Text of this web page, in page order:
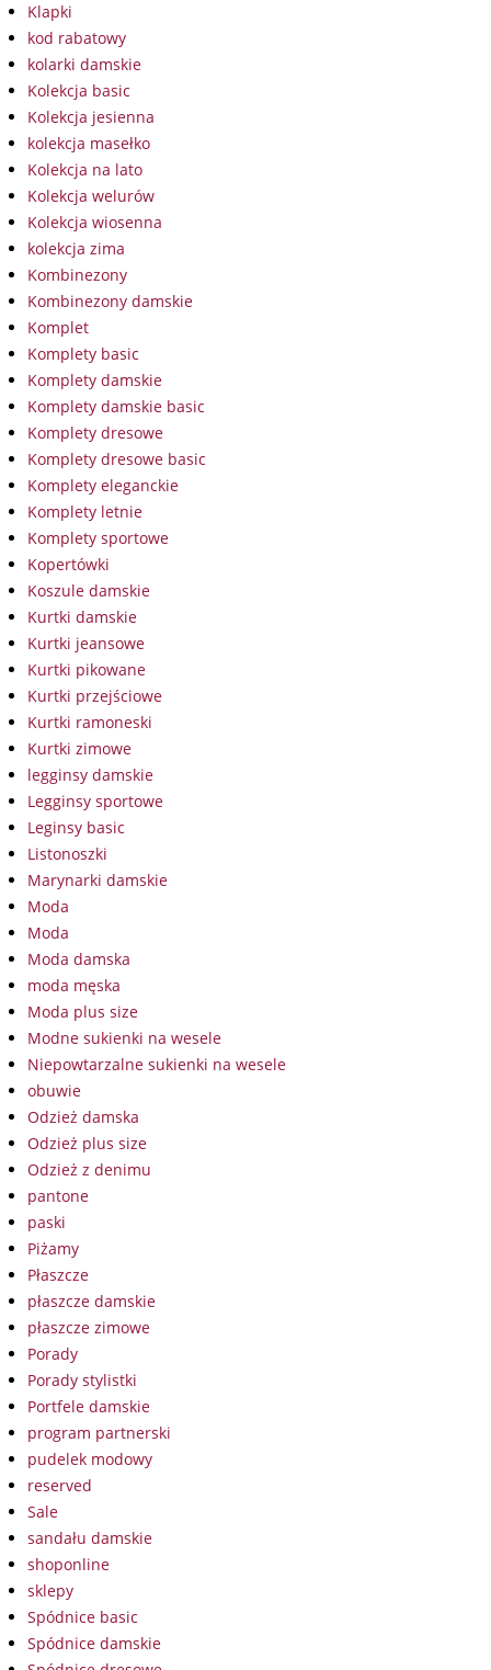
Klapki
kod rabatowy
kolarki damskie
Kolekcja basic
Kolekcja jesienna
kolekcja masełko
Kolekcja na lato
Kolekcja welurów
Kolekcja wiosenna
kolekcja zima
Kombinezony
Kombinezony damskie
Komplet
Komplety basic
Komplety damskie
Komplety damskie basic
Komplety dresowe
Komplety dresowe basic
Komplety eleganckie
Komplety letnie
Komplety sportowe
Kopertówki
Koszule damskie
Kurtki damskie
Kurtki jeansowe
Kurtki pikowane
Kurtki przejściowe
Kurtki ramoneski
Kurtki zimowe
legginsy damskie
Legginsy sportowe
Leginsy basic
Listonoszki
Marynarki damskie
Moda
Moda
Moda damska
moda męska
Moda plus size
Modne sukienki na wesele
Niepowtarzalne sukienki na wesele
obuwie
Odzież damska
Odzież plus size
Odzież z denimu
pantone
paski
Piżamy
Płaszcze
płaszcze damskie
płaszcze zimowe
Porady
Porady stylistki
Portfele damskie
program partnerski
pudelek modowy
reserved
Sale
sandału damskie
shoponline
sklepy
Spódnice basic
Spódnice damskie